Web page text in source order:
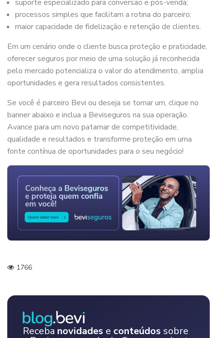
suporte especializado para conversão e pós-venda;
processos simples que facilitam a rotina do parceiro;
maior capacidade de fidelização e retenção de clientes.
Em um cenário onde o cliente busca proteção e praticidade,
oferecer seguros por meio de uma solução já reconhecida
pelo mercado potencializa o valor do atendimento, amplia
oportunidades e gera resultados consistentes.
Se você é parceiro Bevi ou deseja se tornar um, clique no
banner abaixo e inclua a Beviseguros na sua operação.
Avance para um novo patamar de competitividade,
qualidade e resultados e transforme proteção em uma
fonte contínua de oportunidades para o seu negócio!
1766
Receba novidades e conteúdos sobre